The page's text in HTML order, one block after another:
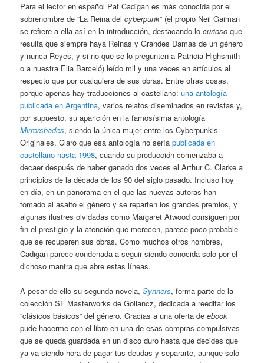
Para el lector en español Pat Cadigan es más conocida por el
sobrenombre de “La Reina delcyberpunk” (el propio Neil Gaiman
se refiere a ella así en la introducción, destacando locurioso que
resulta que siempre haya Reinas y Grandes Damas de un género
y nunca Reyes, y si no que se lo pregunten a Patricia Highsmith
o a nuestra Elia Barceló) leído mil y una veces en artículos al
respecto que por cualquiera de sus obras. Entre otras cosas,
porque apenas hay traducciones al castellano:una antología
publicada en Argentina, varios relatos diseminados en revistas y,
por supuesto, su aparición en la famosísima antología
Mirrorshades, siendo la única mujer entre los Cyberpunkis
Originales. Claro que esa antología no seríapublicada en
castellano hasta 1998, cuando su producción comenzaba a
decaer después de haber ganado dos veces el Arthur C. Clarke a
principios de la década de los 90 del siglo pasado. Incluso hoy
en día, en un panorama en el que las nuevas autoras han
tomado al asalto el género y se reparten los grandes premios, y
algunas ilustres olvidadas como Margaret Atwood consiguen por
fin el prestigio y la atención que merecen, parece poco probable
que se recuperen sus obras. Como muchos otros nombres,
Cadigan parece condenada a seguir siendo conocida solo por el
dichoso mantra que abre estas líneas.
A pesar de ello su segunda novela,Synners, forma parte de la
colección SF Masterworks de Gollancz, dedicada a reeditar los
“clásicos básicos” del género. Gracias a una oferta deebook
pude hacerme con el libro en una de esas compras compulsivas
que se queda guardada en un disco duro hasta que decides que
ya va siendo hora de pagar tus deudas y separarte, aunque solo